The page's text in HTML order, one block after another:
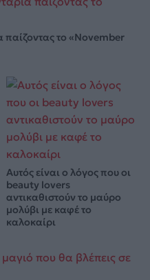
παίζοντας το «November
Αυτός είναι ο λόγος που οι
beauty lovers
αντικαθιστούν το μαύρο
μολύβι με καφέ το
καλοκαίρι